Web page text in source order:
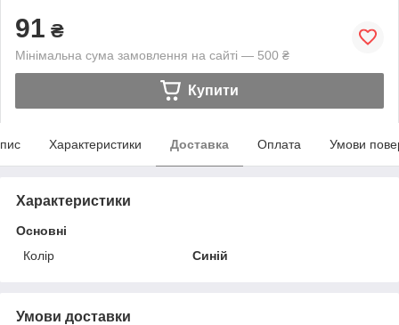
91 ₴
Мінімальна сума замовлення на сайті — 500 ₴
Купити
Характеристики Доставка Оплата Умови
Характеристики
Основні
Колір
Синій
Умови доставки